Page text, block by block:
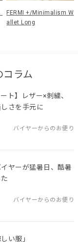
FERMI +/Minimalism W
allet Long
コラム
ト】レザー×刺繍、
さを手元に
バイヤーからのお便り
ヤーが猛暑日、酷暑
バイヤーからのお便り
い服」